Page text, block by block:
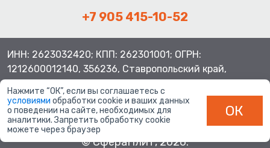
+7 905 415-10-52
ИНН: 2623032420; КПП: 262301001; ОГРН:
1212600012140, 356236, Ставропольский край,
© СфераПлит, 2026.
Нажмите “ОК”, если вы соглашаетесь с
условиями обработки cookie и ваших данных
о поведении на сайте, необходимых для
аналитики. Запретить обработку cookie
можете через браузер
ОК